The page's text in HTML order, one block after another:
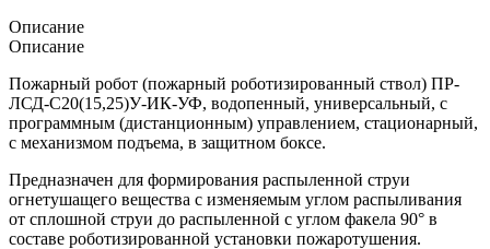
Описание
Описание
Пожарный робот (пожарный роботизированный ствол) ПР-
ЛСД-С20(15,25)У-ИК-УФ, водопенный, универсальный, с
программным (дистанционным) управлением, стационарный,
с механизмом подъема, в защитном боксе.
Предназначен для формирования распыленной струи
огнетушащего вещества с изменяемым углом распыливания
от сплошной струи до распыленной с углом факела 90° в
составе роботизированной установки пожаротушения.